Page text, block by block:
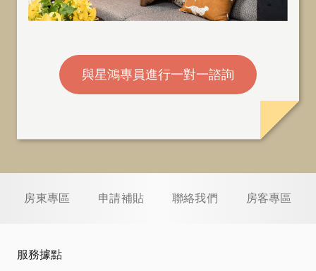
與星鴻專員進行一對一諮詢
房東專區 申請補貼 聯絡我們 房客專區
服務據點